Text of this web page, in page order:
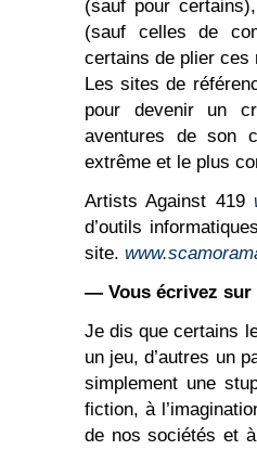
(sauf pour
(sauf celles de
certains de plier ces
Les sites de
pour devenir un
aventures de son
extrême et le plus
Artists Against 419
d’outils
site.
— Vous écrivez sur
Je dis que certains
un jeu, d’autres un
simplement une
fiction, à
de nos sociétés et